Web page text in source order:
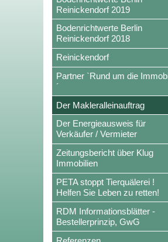
Reinickendorf 2019
Bodenrichtwerte Berlin
Reinickendorf 2018
Reinickendorf
Partner `Rund um die
´
Der Makleralleinauftrag
Der Energieausweis für
Verkäufer / Vermieter
Zeitungsbericht über Klug
Immobilien
PETA stoppt Tierquälerei !
Helfen Sie Leben zu retten!
RDM Informationsblätter -
Bestellerprinzip, GwG